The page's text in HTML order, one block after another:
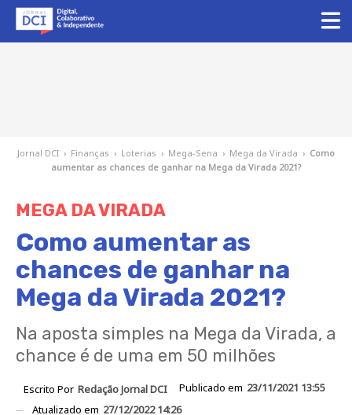
Jornal DCI › Finanças › Loterias › Mega-Sena › Mega da Virada › Como
aumentar as chances de ganhar na Mega da Virada 2021?
MEGA DA VIRADA
Como aumentar as
chances de ganhar na
Mega da Virada 2021?
Na aposta simples na Mega da Virada, a
chance é de uma em 50 milhões
Escrito Por Redação Jornal DCI Publicado em 23/11/2021 13:55
Atualizado em 27/12/2022 14:26